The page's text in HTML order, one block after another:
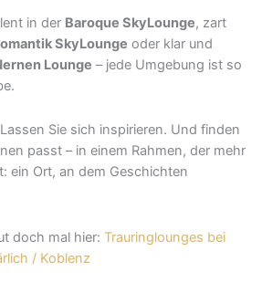
in der Baroque SkyLounge, zart
SkyLounge oder klar und
Lounge – jede Umgebung ist so
Sie sich inspirieren. Und finden
passt – in einem Rahmen, der mehr
ein Ort, an dem Geschichten
doch mal hier: Trauringlounges bei
/ Koblenz